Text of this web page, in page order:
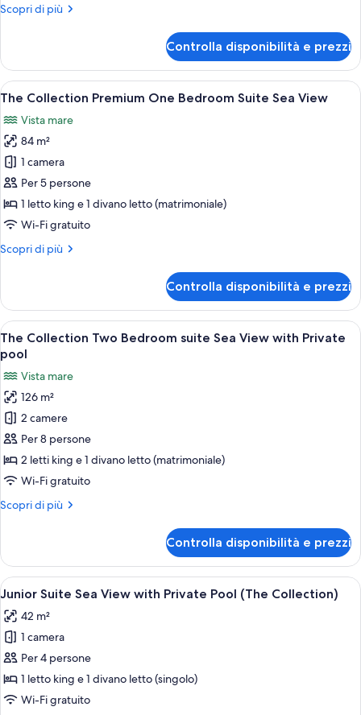
with
(The
Collection)
Scopri di più
Altri
Bedroom
Suite
Sea
with
Private
Pool
(The
Collection)
Controlla disponibilità e prezzi
Apri
tutte
le
foto
per
The
Collection
Premium
Bedroom
View
Vista della piscina che si affaccia su
37
The Collection Premium One Bedroom Suite Sea View
Vista mare
84 m²
1 camera
Per 5 persone
1 letto king e 1 divano letto (matrimoniale)
Wi-Fi gratuito
Scopri di più
Altri
Collection
Premium
One
Bedroom
Suite
Sea
View
Controlla disponibilità e prezzi
Apri
tutte
le
foto
per
The
Collection
Two
Bedroom
Sea
Private
pool
Una casa moderna con facciata in
49
The Collection Two Bedroom suite Sea View with Private
pool
Vista mare
126 m²
2 camere
Per 8 persone
2 letti king e 1 divano letto (matrimoniale)
Wi-Fi gratuito
Scopri di più
Altri
Collection
Two
Bedroom
Sea
View
with
Private
pool
Controlla disponibilità e prezzi
Apri
tutte
le
foto
per
Junior
Suite
Una camera d'albergo moderna
12
Junior Suite Sea View with Private Pool (The Collection)
42 m²
1 camera
Per 4 persone
1 letto king e 1 divano letto (singolo)
Wi-Fi gratuito